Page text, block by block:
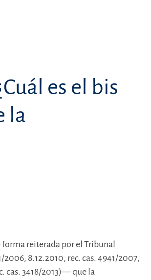
es el bis
la
reiterada por el Tribunal
2006, 8.12.2010, rec. cas. 4941/2007,
cas. 3418/2013)— que la